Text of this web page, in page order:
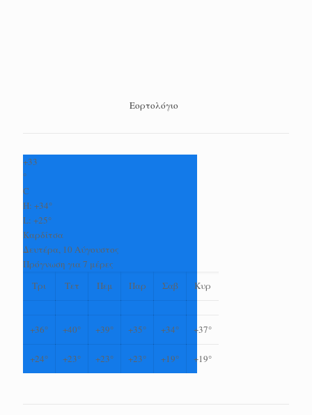
Εορτολόγιο
+33
°
C
H: +34°
L: +25°
Καρδίτσα
Δευτέρα, 10 Αύγουστος
Πρόγνωση για 7 μέρες
Τρι
Τετ Πεμ Παρ Σαβ Κυρ
+36° +40° +39° +35° +34° +37°
+24° +23° +23° +23° +19° +19°